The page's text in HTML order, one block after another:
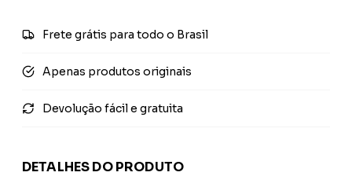
Frete grátis para todo o Brasil
Apenas produtos originais
Devolução fácil e gratuita
DETALHES DO PRODUTO